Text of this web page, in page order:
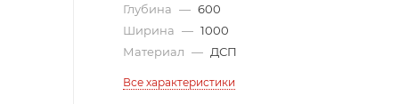
Глубина — 600
Ширина — 1000
Материал — ДСП
Все характеристики